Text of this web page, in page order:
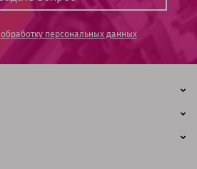
обработку персональных данных